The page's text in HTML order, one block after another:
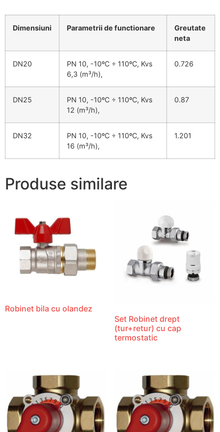
Dimensiuni Parametrii de functionare
Greutate
neta
DN20
PN 10, -10ºC ÷ 110ºC, Kvs
6,3 (m³/h),
0.726
DN25
PN 10, -10ºC ÷ 110ºC, Kvs
12 (m³/h),
0.87
DN32
PN 10, -10ºC ÷ 110ºC, Kvs
16 (m³/h),
1.201
Produse similare
Robinet bila cu olandez
Set Robinet drept
(tur+retur) cu cap
termostatic